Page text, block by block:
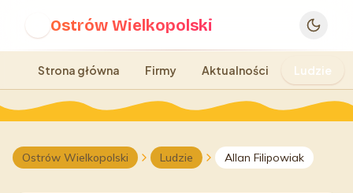
Ostrów Wielkopolski
Strona główna Firmy Aktualności Ludzie
Ostrów Wielkopolski Ludzie Allan Filipowiak